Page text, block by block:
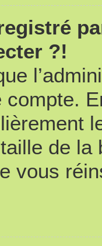
?!
de
vous